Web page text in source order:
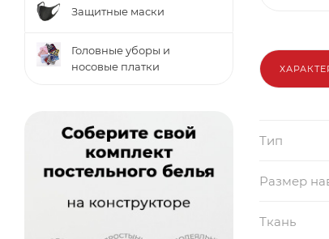
Тип
Размер
Ткань
Защитные маски
Головные уборы и
носовые платки